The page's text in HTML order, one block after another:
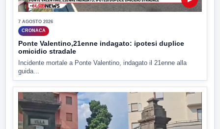
7 AGOSTO 2026
CRONACA
Ponte Valentino,21enne indagato: ipotesi duplice
omicidio stradale
Incidente mortale a Ponte Valentino, indagato il 21enne alla
guida...